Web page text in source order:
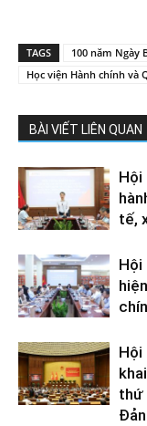
TAGS
100 năm Ngày
Học viện Hành chính và
BÀI VIẾT LIÊN QUAN
Hội
tế,